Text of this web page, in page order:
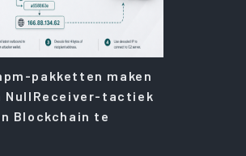
pakketten maken
NullReceiver-tactiek
Blockchain te